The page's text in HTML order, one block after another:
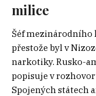
milice
Šéf mezinárodního
přestože byl v
narkotiky. Rusko-
popisuje v
Spojených státech